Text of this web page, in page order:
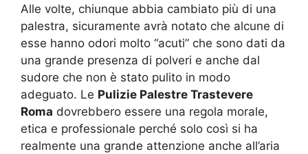
Alle volte, chiunque abbia cambiato più di una
palestra, sicuramente avrà notato che alcune di
esse hanno odori molto “acuti” che sono dati da
una grande presenza di polveri e anche dal
sudore che non è stato pulito in modo
adeguato. Le Pulizie Palestre Trastevere
Roma dovrebbero essere una regola morale,
etica e professionale perché solo così si ha
realmente una grande attenzione anche all’aria